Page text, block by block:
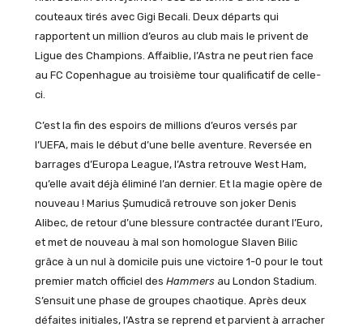
couteaux tirés avec Gigi Becali. Deux départs qui
rapportent un million d’euros au club mais le privent de
Ligue des Champions. Affaiblie, l’Astra ne peut rien face
au FC Copenhague au troisième tour qualificatif de celle-
ci.
C’est la fin des espoirs de millions d’euros versés par
l’UEFA, mais le début d’une belle aventure. Reversée en
barrages d’Europa League, l’Astra retrouve West Ham,
qu’elle avait déjà éliminé l’an dernier. Et la magie opère de
nouveau ! Marius Șumudică retrouve son joker Denis
Alibec, de retour d’une blessure contractée durant l’Euro,
et met de nouveau à mal son homologue Slaven Bilic
grâce à un nul à domicile puis une victoire 1-0 pour le tout
premier match officiel des Hammersau London Stadium.
S’ensuit une phase de groupes chaotique. Après deux
défaites initiales, l’Astra se reprend et parvient à arracher